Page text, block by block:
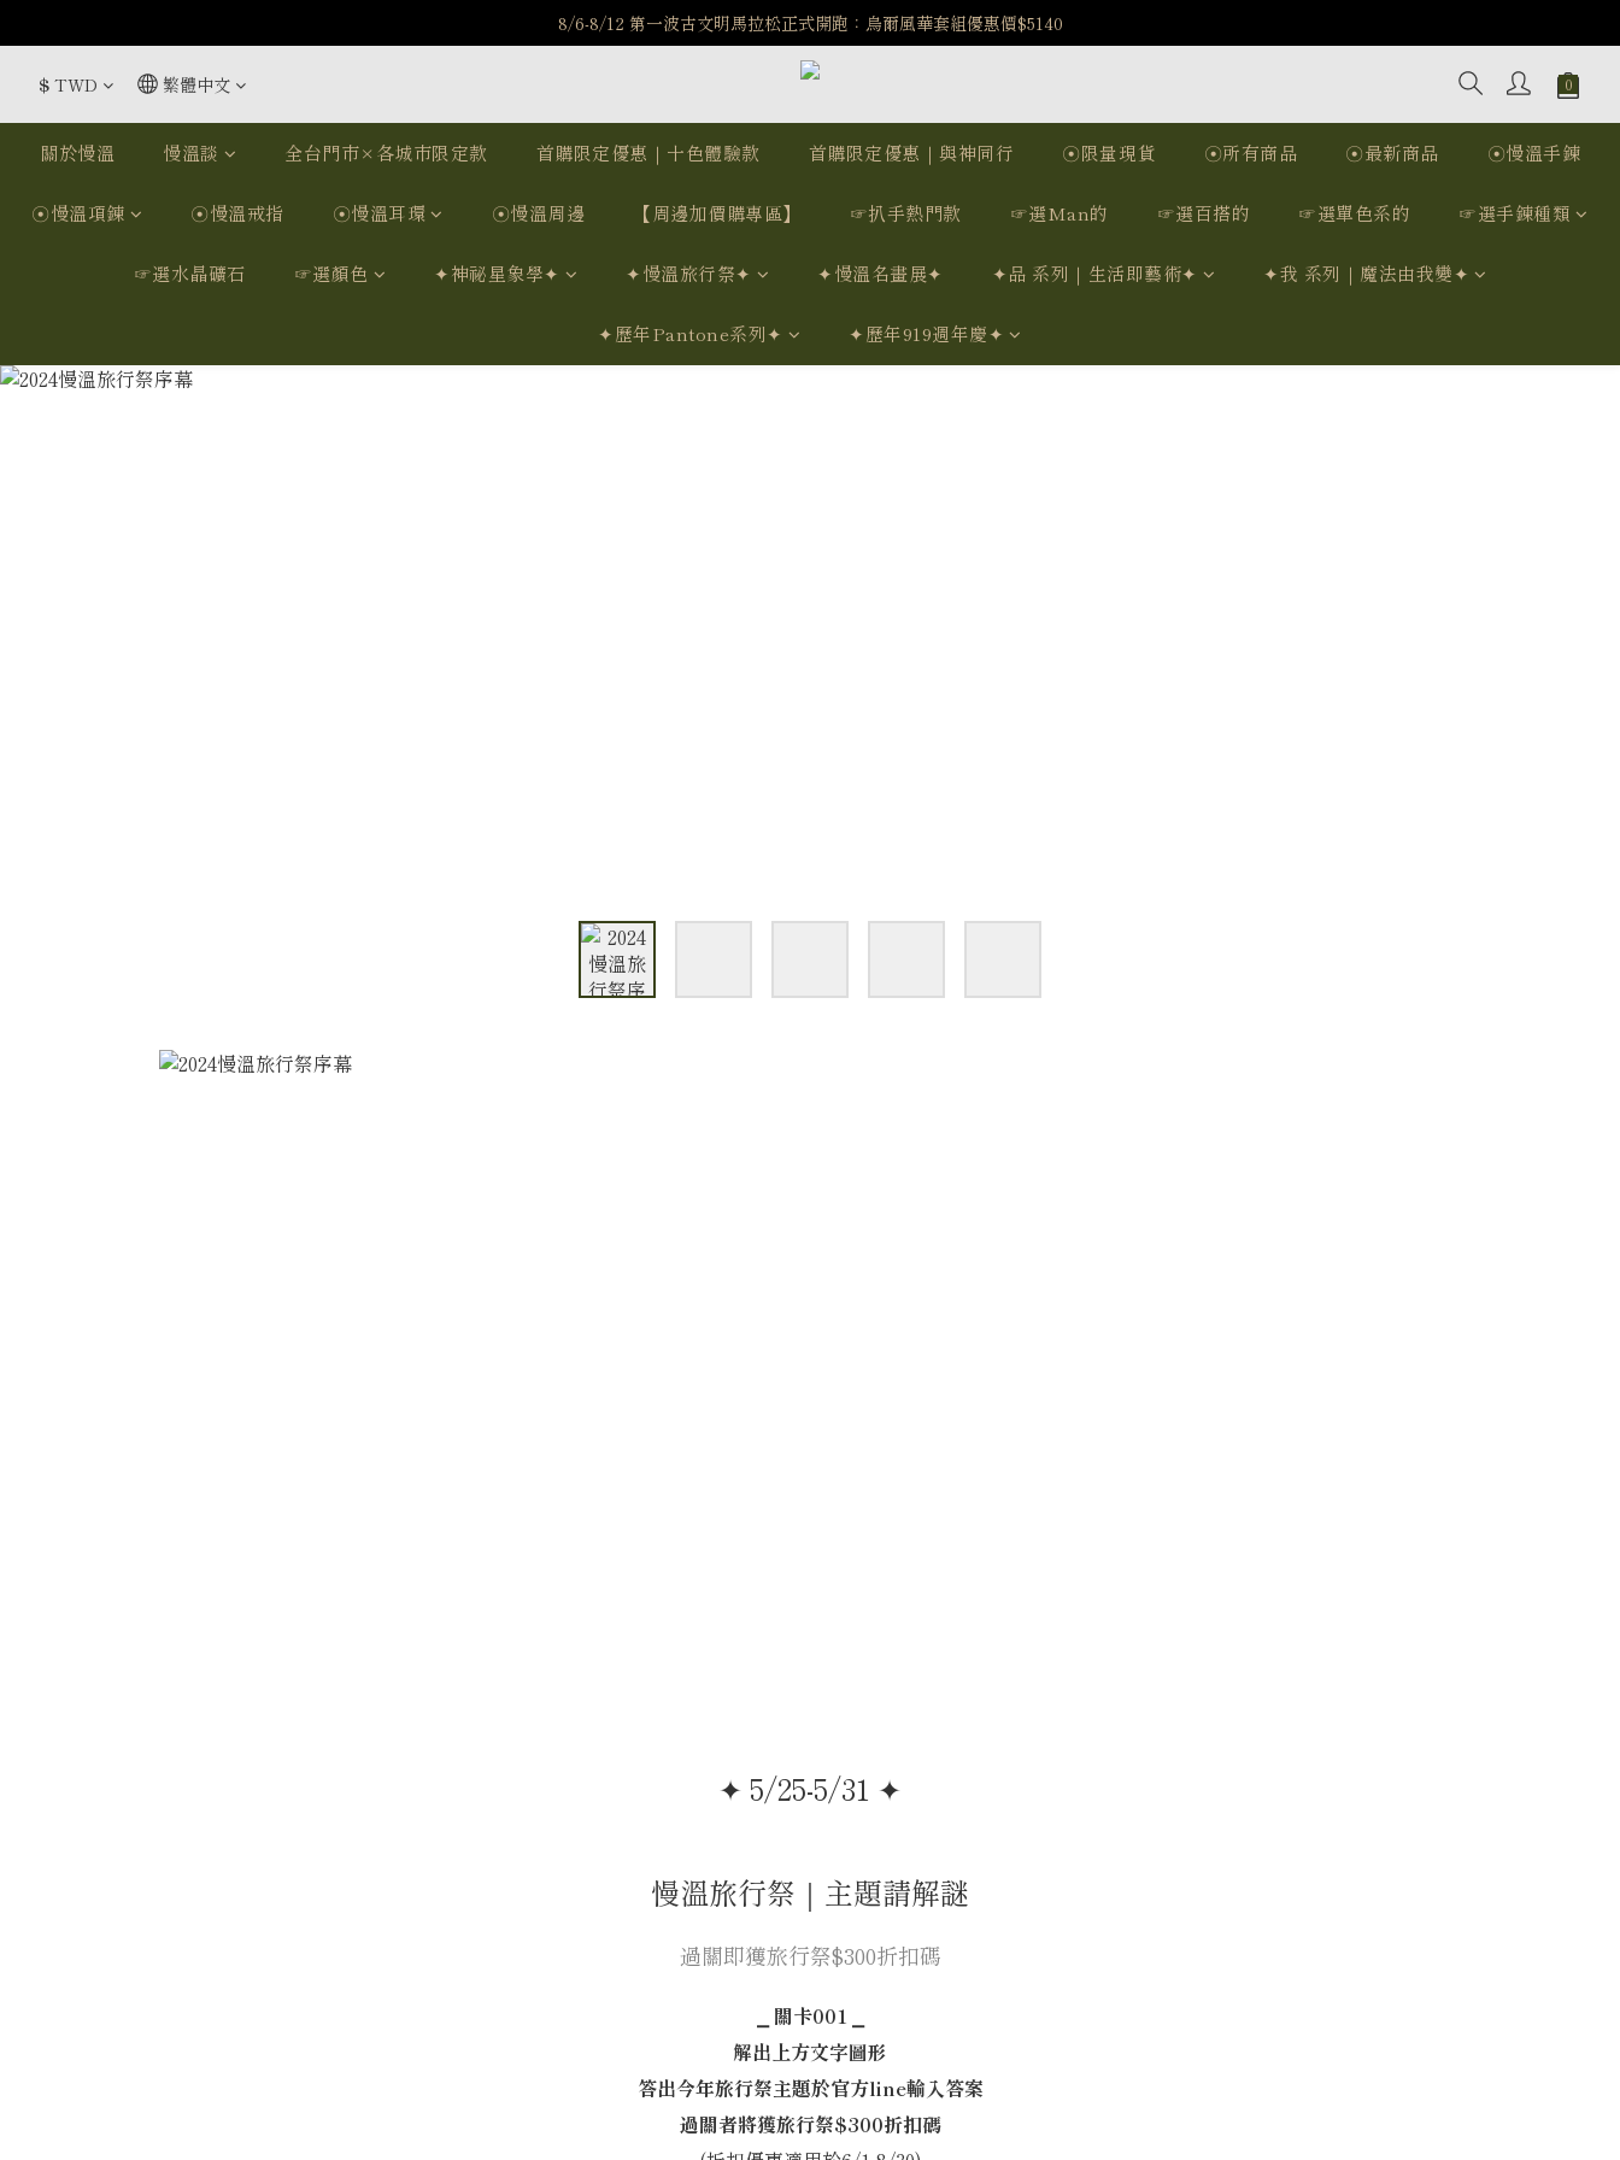
️8/6-8/12 第一波古文明馬拉松正式開跑：烏爾風華套組優惠價$5140
️8/6-8/12 第一波古文明馬拉松正式開跑：烏爾風華套組優惠價$5140
7/15-8/25 神秘星象學系列｜獅子座時區 項鍊 X 戒指 X 手鍊 享福利
️8/6-8/12 第一波古文明馬拉松正式開跑：烏爾風華套組優惠價$5140
$ TWD 繁體中文
關於慢溫 慢溫談 全台門市×各城市限定款 首購限定優惠｜十色體驗款 首購限定優惠｜與神同行 ☉限量現貨 ☉所有商品 ☉最新商品 ☉慢溫手鍊
☉慢溫項鍊 ☉慢溫戒指 ☉慢溫耳環 ☉慢溫周邊 【周邊加價購專區】 ☞扒手熱門款 ☞選Man的 ☞選百搭的 ☞選單色系的 ☞選手鍊種類
☞選水晶礦石 ☞選顏色 ✦神祕星象學✦ ✦慢溫旅行祭✦ ✦慢溫名畫展✦ ✦品 系列｜生活即藝術✦ ✦我 系列｜魔法由我變✦
✦歷年Pantone系列✦ ✦歷年919週年慶✦
✦ 5/25-5/31 ✦
慢溫旅行祭｜主題請解謎
過關即獲旅行祭$300折扣碼
⎯ 關卡001 ⎯
解出上方文字圖形
答出今年旅行祭主題於官方line輸入答案
過關者將獲旅行祭$300折扣碼